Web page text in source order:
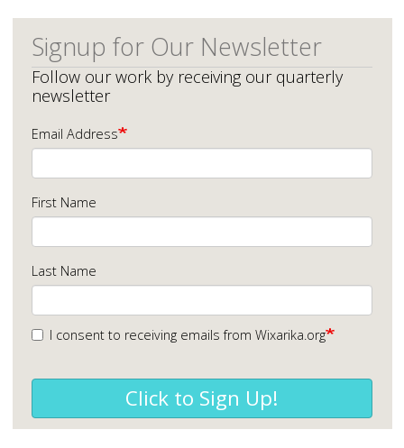
Signup for Our Newsletter
Follow our work by receiving our quarterly
newsletter
Email Address
First Name
Last Name
I consent to receiving emails from Wixarika.org
Click to Sign Up!